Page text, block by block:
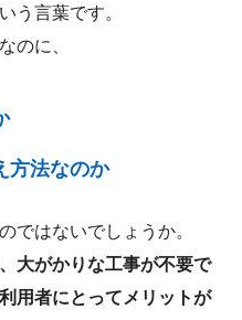
う言葉です。
のに、
方法なのか
ではないでしょうか。
大がかりな工事が不要で
用者にとってメリットが